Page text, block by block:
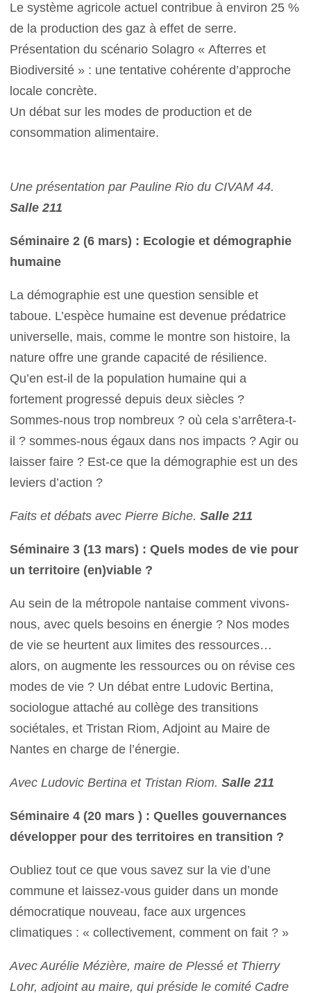
Le système agricole actuel contribue à environ 25 %
de la production des gaz à effet de serre.
Présentation du scénario Solagro « Afterres et
Biodiversité » : une tentative cohérente d’approche
locale concrète.
Un débat sur les modes de production et de
consommation alimentaire.
Une présentation par Pauline Rio du CIVAM 44.
Salle 211
Séminaire 2 (6 mars) : Ecologie et démographie
humaine
La démographie est une question sensible et
taboue. L’espèce humaine est devenue prédatrice
universelle, mais, comme le montre son histoire, la
nature offre une grande capacité de résilience.
Qu’en est-il de la population humaine qui a
fortement progressé depuis deux siècles ?
Sommes-nous trop nombreux ? où cela s’arrêtera-t-
il ? sommes-nous égaux dans nos impacts ? Agir ou
laisser faire ? Est-ce que la démographie est un des
leviers d’action ?
Faits et débats avec Pierre Biche. Salle 211
Séminaire 3 (13 mars) : Quels modes de vie pour
un territoire (en)viable ?
Au sein de la métropole nantaise comment vivons-
nous, avec quels besoins en énergie ? Nos modes
de vie se heurtent aux limites des ressources…
alors, on augmente les ressources ou on révise ces
modes de vie ? Un débat entre Ludovic Bertina,
sociologue attaché au collège des transitions
sociétales, et Tristan Riom, Adjoint au Maire de
Nantes en charge de l’énergie.
Avec Ludovic Bertina et Tristan Riom.Salle 211
Séminaire 4 (20 mars ) : Quelles gouvernances
développer pour des territoires en transition ?
Oubliez tout ce que vous savez sur la vie d’une
commune et laissez-vous guider dans un monde
démocratique nouveau, face aux urgences
climatiques : « collectivement, comment on fait ? »
Avec Aurélie Mézière, maire de Plessé et Thierry
Lohr, adjoint au maire, qui préside le comité Cadre